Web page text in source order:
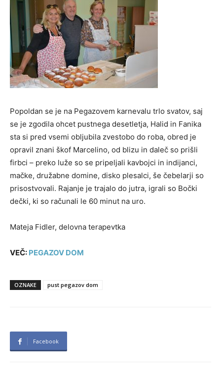
Popoldan se je na Pegazovem karnevalu trlo svatov, saj
se je zgodila ohcet pustnega desetletja, Halid in Fanika
sta si pred vsemi obljubila zvestobo do roba, obred je
opravil znani škof Marcelino, od blizu in daleč so prišli
firbci – preko luže so se pripeljali kavbojci in indijanci,
mačke, družabne domine, disko plesalci, še čebelarji so
prisostvovali. Rajanje je trajalo do jutra, igrali so Bočki
dečki, ki so računali le 60 minut na uro.
Mateja Fidler, delovna terapevtka
VEČ: PEGAZOV DOM
OZNAKE pust pegazov dom
Facebook